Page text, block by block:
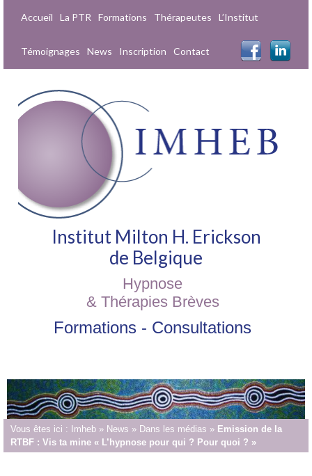
Accueil La PTR Formations Thérapeutes L’Institut
Témoignages News Inscription Contact
Institut Milton H. Erickson
de Belgique
Hypnose
& Thérapies Brèves
Formations - Consultations
Vous êtes ici : Imheb » News » Dans les médias » Emission de la
RTBF : Vis ta mine « L’hypnose pour qui ? Pour quoi ? »